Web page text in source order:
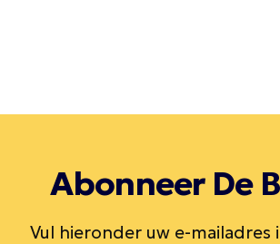
Abonneer De
Vul hieronder uw e-mailadres